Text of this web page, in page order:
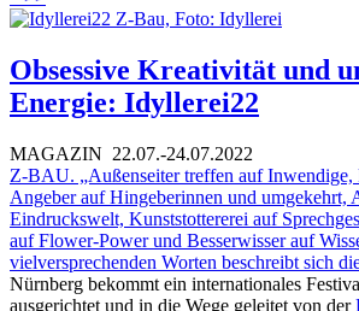
Obsessive Kreativität und
Energie: Idyllerei22
MAGAZIN 22.07.-24.07.2022
Z-BAU. „Außenseiter treffen auf Inwendige,
Angeber auf Hingeberinnen und umgekehrt,
Eindruckswelt, Kunststottererei auf
auf Flower-Power und Besserwisser auf
vielversprechenden Worten beschreibt sich
Nürnberg bekommt ein internationales
ausgerichtet und in die Wege geleitet von der